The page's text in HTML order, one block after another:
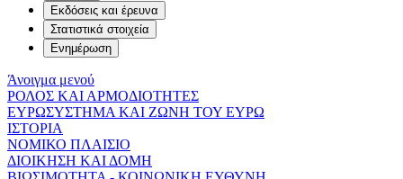
Εκδόσεις και έρευνα
Στατιστικά στοιχεία
Ενημέρωση
Άνοιγμα μενού
ΡΟΛΟΣ ΚΑΙ ΑΡΜΟΔΙΟΤΗΤΕΣ
ΕΥΡΩΣΥΣΤΗΜΑ ΚΑΙ ΖΩΝΗ ΤΟΥ ΕΥΡΩ
ΙΣΤΟΡΙΑ
ΝΟΜΙΚΟ ΠΛΑΙΣΙΟ
ΔΙΟΙΚΗΣΗ ΚΑΙ ΔΟΜΗ